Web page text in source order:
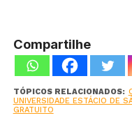
Compartilhe
TÓPICOS RELACIONADOS:
UNIVERSIDADE ESTÁCIO DE
GRATUITO